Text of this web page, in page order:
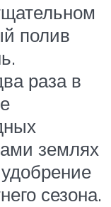
полив
раза в
землях
сезона.